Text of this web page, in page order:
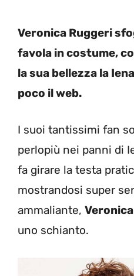
Veronica Ruggeri
favola in costume,
la sua bellezza la
poco il web.
I suoi tantissimi fan
perlopiù nei panni di
fa girare la testa
mostrandosi super
ammaliante,
uno schianto.